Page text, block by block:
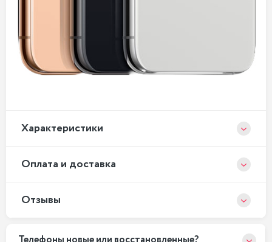
Xарактеристики
Оплата и доставка
Отзывы